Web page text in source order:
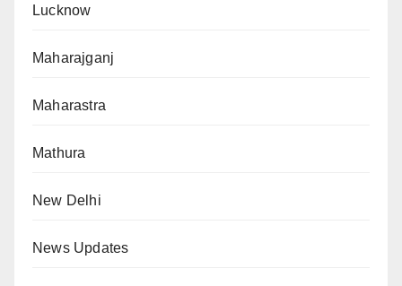
Lucknow
Maharajganj
Maharastra
Mathura
New Delhi
News Updates